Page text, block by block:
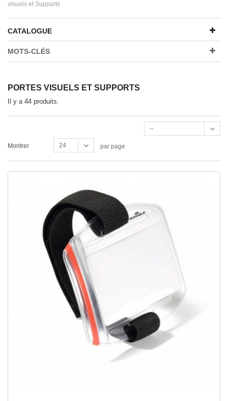
visuels et Supports
CATALOGUE
MOTS-CLÉS
PORTES VISUELS ET SUPPORTS
Il y a 44 produits.
--
Montrer 24 par page